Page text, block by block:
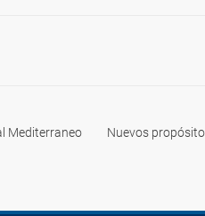
Mediterraneo Nuevos